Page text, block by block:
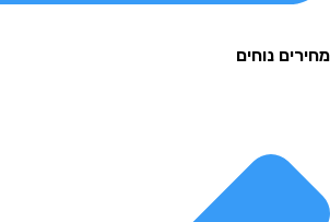
נוחים